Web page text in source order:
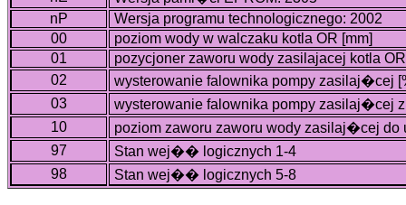
nP
Wersja programu technologicznego: 2002
00
poziom wody w walczaku kotla OR [mm]
01
pozycjoner zaworu wody zasilajacej kotla
02
wysterowanie falownika pompy zasilaj�cej
03
wysterowanie falownika pompy zasilaj�cej
10
poziom zaworu zaworu wody zasilaj�cej do
97
Stan wej�� logicznych 1-4
98
Stan wej�� logicznych 5-8